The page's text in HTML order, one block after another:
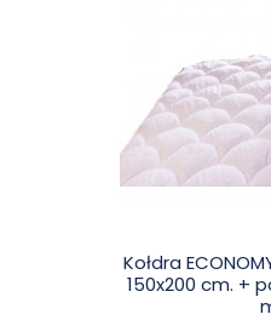
Kołdra
150x200 cm. +